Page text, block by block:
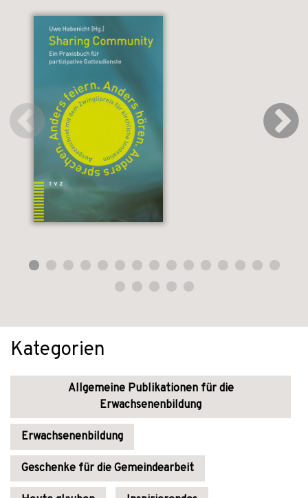
Kategorien
Allgemeine Publikationen für die
Erwachsenenbildung
Erwachsenenbildung
Geschenke für die Gemeindearbeit